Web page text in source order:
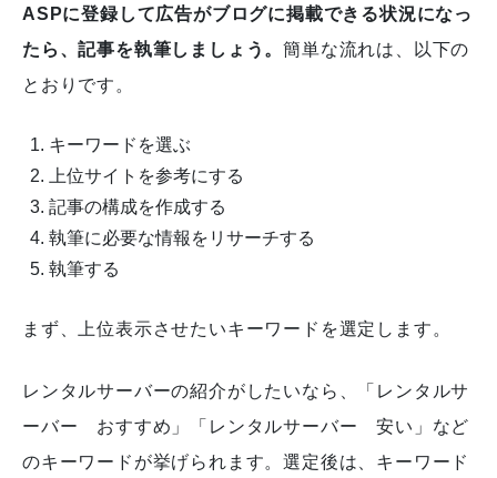
ASPに登録して広告がブログに掲載できる状況になっ
たら、記事を執筆しましょう。簡単な流れは、以下の
とおりです。
キーワードを選ぶ
上位サイトを参考にする
記事の構成を作成する
執筆に必要な情報をリサーチする
執筆する
まず、上位表示させたいキーワードを選定します。
レンタルサーバーの紹介がしたいなら、「レンタルサ
ーバー おすすめ」「レンタルサーバー 安い」など
のキーワードが挙げられます。選定後は、キーワード